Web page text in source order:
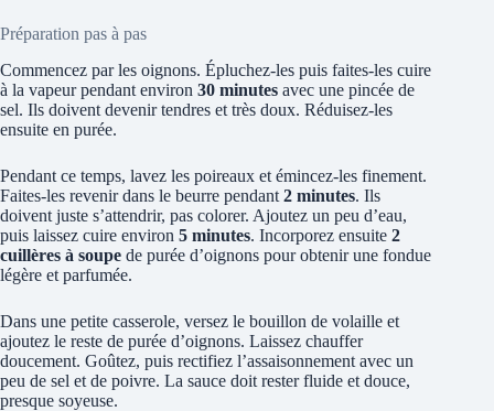
Préparation pas à pas
Commencez par les oignons. Épluchez-les puis faites-les cuire
à la vapeur pendant environ 30 minutes avec une pincée de
sel. Ils doivent devenir tendres et très doux. Réduisez-les
ensuite en purée.
Pendant ce temps, lavez les poireaux et émincez-les finement.
Faites-les revenir dans le beurre pendant 2 minutes. Ils
doivent juste s’attendrir, pas colorer. Ajoutez un peu d’eau,
puis laissez cuire environ 5 minutes. Incorporez ensuite 2
cuillères à soupe de purée d’oignons pour obtenir une fondue
légère et parfumée.
Dans une petite casserole, versez le bouillon de volaille et
ajoutez le reste de purée d’oignons. Laissez chauffer
doucement. Goûtez, puis rectifiez l’assaisonnement avec un
peu de sel et de poivre. La sauce doit rester fluide et douce,
presque soyeuse.